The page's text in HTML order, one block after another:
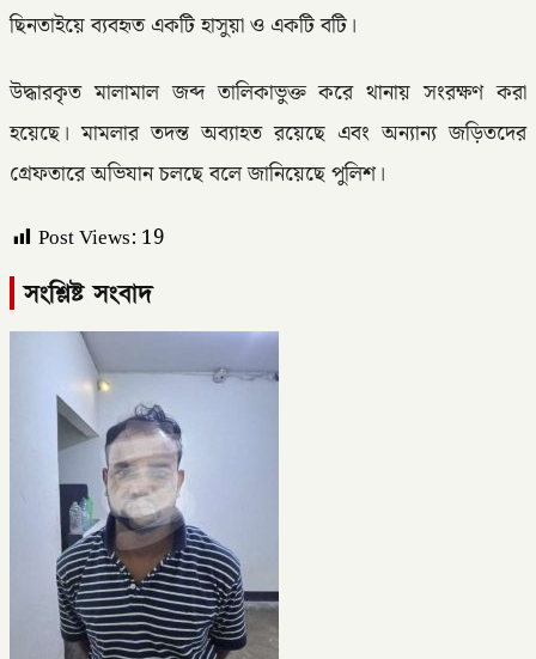
ছিনতাইয়ে ব্যবহৃত একটি হাসুয়া ও একটি বটি।
উদ্ধারকৃত মালামাল জব্দ তালিকাভুক্ত করে থানায় সংরক্ষণ করা
হয়েছে। মামলার তদন্ত অব্যাহত রয়েছে এবং অন্যান্য জড়িতদের
গ্রেফতারে অভিযান চলছে বলে জানিয়েছে পুলিশ।
Post Views: 19
সংশ্লিষ্ট সংবাদ